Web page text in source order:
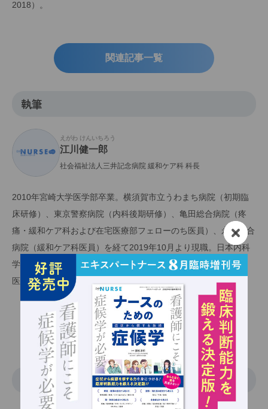
2018）。
関連記事一覧
執筆
えがわ けんいちろう
江川健一郎
社会福祉法人三井記念病院 緩和ケア科 科長
2010年宮崎大学医学部卒業。横須賀市立うわまち病院（初期臨
床研修）、東京警察病院（内科後期研修）、亀田総合病院（疼
痛・緩和ケア科および在宅医療部フェローのち医員）、永寿総合
病院（緩和ケア科医員）を経て2019年10月より現職。日本内科
学会認定総合内科専門医、日本緩和医療学会認定緩和医療指導
医、日本プライマリ・ケア連合学会認定指導医。
関連記事一覧
イラスト